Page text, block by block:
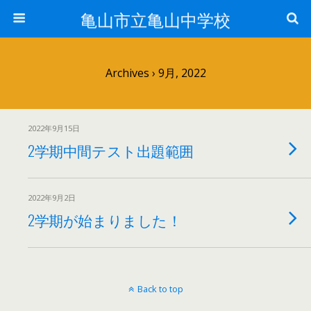
亀山市立亀山中学校
Archives › 9月, 2022
2022年9月15日
2学期中間テスト出題範囲
2022年9月2日
2学期が始まりました！
Back to top